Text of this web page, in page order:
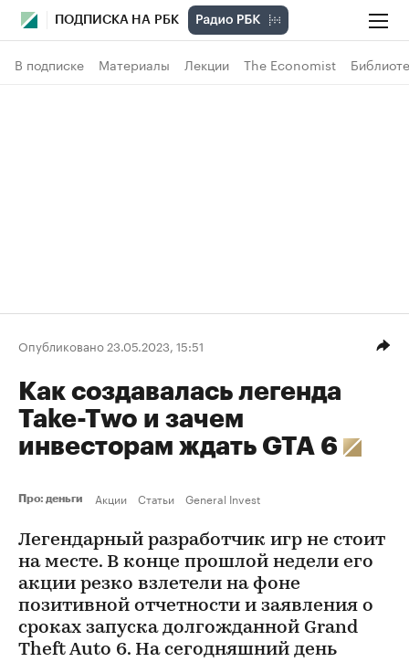
ПОДПИСКА НА РБК
В подписке Материалы Лекции The Economist
Опубликовано 23.05.2023, 15:51
Как создавалась легенда
Take-Two и зачем
инвесторам ждать GTA 6
Про: деньги Акции Статьи General Invest
Легендарный разработчик игр не стоит
на месте. В конце прошлой недели его
акции резко взлетели на фоне
позитивной отчетности и заявления о
сроках запуска долгожданной Grand
Theft Auto 6. На сегодняшний день